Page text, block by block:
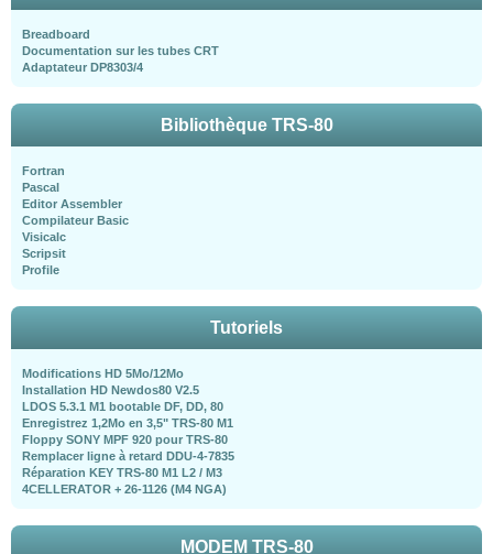
Breadboard
Documentation sur les tubes CRT
Adaptateur DP8303/4
Bibliothèque TRS-80
Fortran
Pascal
Editor Assembler
Compilateur Basic
Visicalc
Scripsit
Profile
Tutoriels
Modifications HD 5Mo/12Mo
Installation HD Newdos80 V2.5
LDOS 5.3.1 M1 bootable DF, DD, 80
Enregistrez 1,2Mo en 3,5" TRS-80 M1
Floppy SONY MPF 920 pour TRS-80
Remplacer ligne à retard DDU-4-7835
Réparation KEY TRS-80 M1 L2 / M3
4CELLERATOR + 26-1126 (M4 NGA)
MODEM TRS-80